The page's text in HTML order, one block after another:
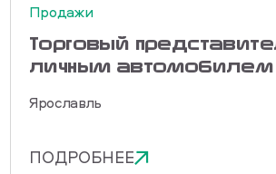
Продажи
Торговый
личным автомобилем
Ярославль
ПОДРОБНЕЕ